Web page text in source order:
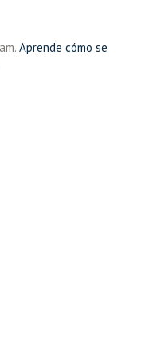
Aprende cómo se